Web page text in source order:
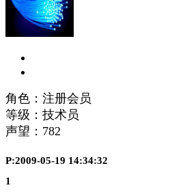
角色：注册会员
等级：技术员
声望： 782
P:2009-05-19 14:34:32
1